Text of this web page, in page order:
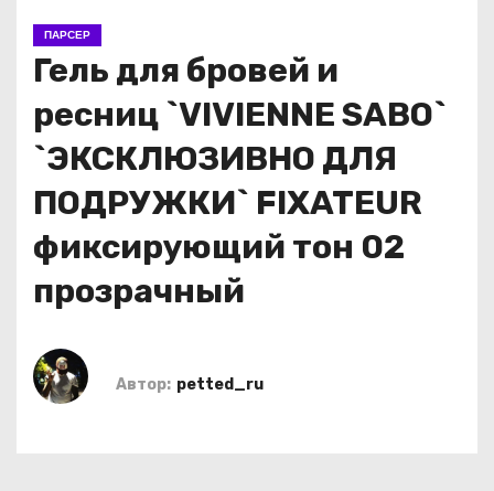
ПАРСЕР
Гель для бровей и
ресниц `VIVIENNE SABO`
`ЭКСКЛЮЗИВНО ДЛЯ
ПОДРУЖКИ` FIXATEUR
фиксирующий тон 02
прозрачный
Автор: petted_ru